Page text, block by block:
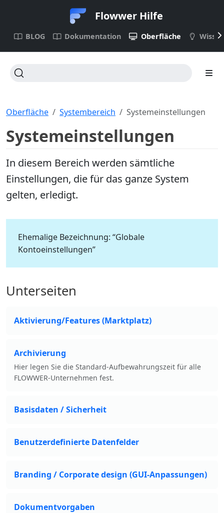
Flowwer Hilfe
BLOG Dokumentation Oberfläche
Oberfläche Systembereich Systemeinstellungen
Systemeinstellungen
In diesem Bereich werden sämtliche
Einstellungen, die für das ganze System
gelten, erledigt.
Ehemalige Bezeichnung: “Globale
Kontoeinstellungen”
Unterseiten
Aktivierung/Features (Marktplatz)
Archivierung
Hier legen Sie die Standard-Aufbewahrungszeit für alle
FLOWWER-Unternehmen fest.
Basisdaten / Sicherheit
Benutzerdefinierte Datenfelder
Branding / Corporate design (GUI-Anpassungen)
Dokumentvorgaben